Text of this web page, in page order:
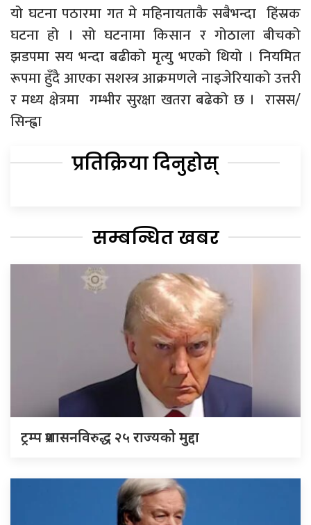
यो घटना पठारमा गत मे महिनायताकै सबैभन्दा हिंस्रक
घटना हो । सो घटनामा किसान र गोठाला बीचको
झडपमा सय भन्दा बढीको मृत्यु भएको थियो । नियमित
रूपमा हुँदै आएका सशस्त्र आक्रमणले नाइजेरियाको उत्तरी
र मध्य क्षेत्रमा गम्भीर सुरक्षा खतरा बढेको छ । रासस/
सिन्ह्वा
प्रतिक्रिया दिनुहोस्
सम्बन्धित खबर
ट्रम्प प्रशासनविरुद्ध २५ राज्यको मुद्दा